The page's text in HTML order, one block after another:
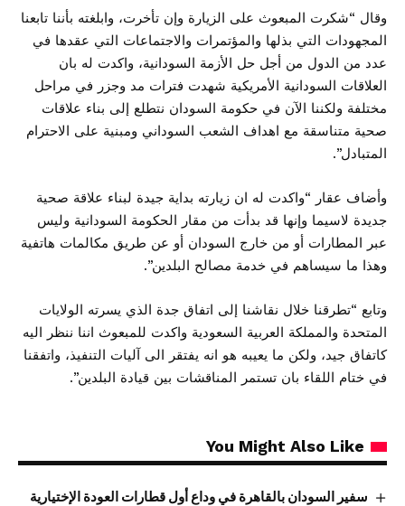
وقال “شكرت المبعوث على الزيارة وإن تأخرت، وابلغته بأننا تابعنا
المجهودات التي بذلها والمؤتمرات والاجتماعات التي عقدها في
عدد من الدول من أجل حل الأزمة السودانية، واكدت له بان
العلاقات السودانية الأمريكية شهدت فترات مد وجزر في مراحل
مختلفة ولكننا الآن في حكومة السودان نتطلع إلى بناء علاقات
صحية متناسقة مع اهداف الشعب السوداني ومبنية على الاحترام
المتبادل”.
وأضاف عقار “واكدت له ان زيارته بداية جيدة لبناء علاقة صحية
جديدة لاسيما وإنها قد بدأت من مقار الحكومة السودانية وليس
عبر المطارات أو من خارج السودان أو عن طريق مكالمات هاتفية
وهذا ما سيساهم في خدمة مصالح البلدين”.
وتابع “تطرقنا خلال نقاشنا إلى اتفاق جدة الذي يسرته الولايات
المتحدة والمملكة العربية السعودية واكدت للمبعوث اننا ننظر اليه
كاتفاق جيد، ولكن ما يعيبه هو انه يفتقر الى آليات التنفيذ، واتفقنا
في ختام اللقاء بان تستمر المناقشات بين قيادة البلدين”.
You Might Also Like
سفير السودان بالقاهرة في وداع أول قطارات العودة الإختيارية